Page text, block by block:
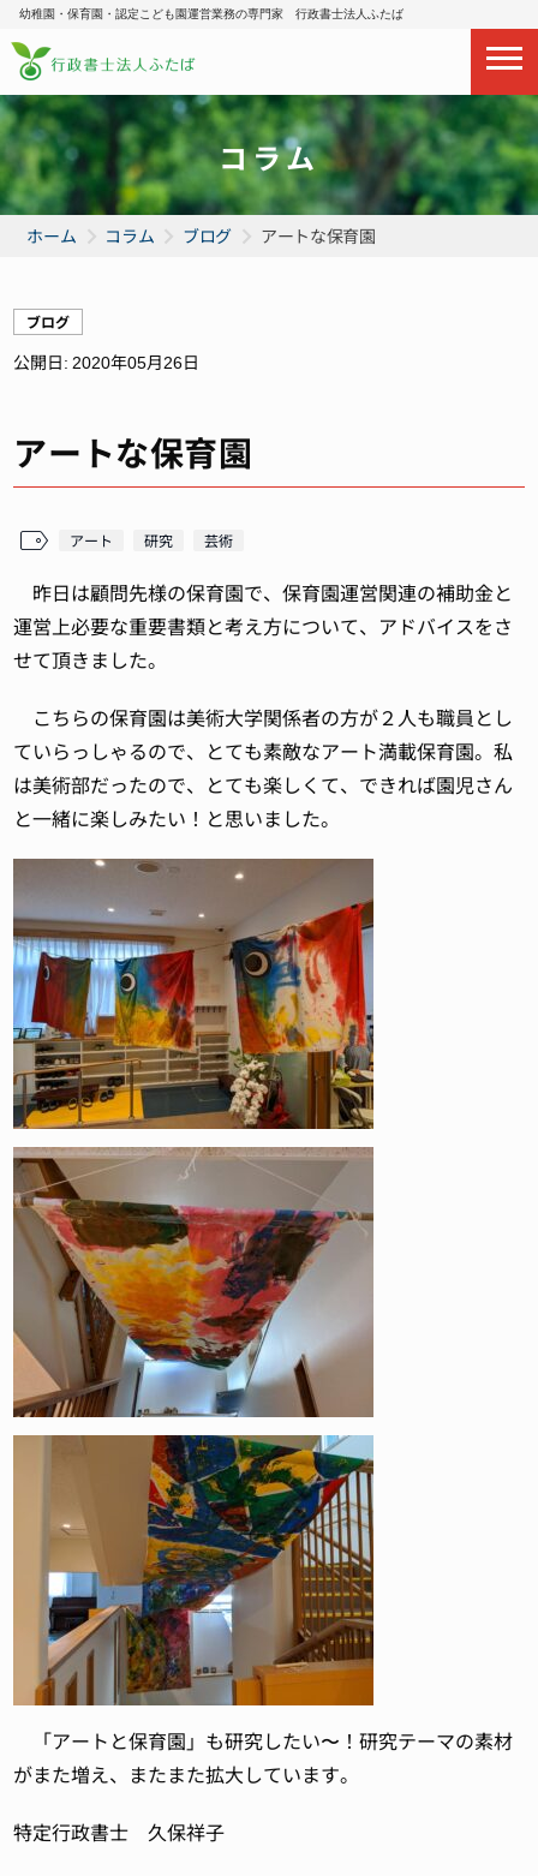
幼稚園・保育園・認定こども園運営業務の専門家 行政書士法人ふたば
コラム
ホーム コラム ブログ アートな保育園
ブログ
公開日:2020年05月26日
アートな保育園
アート 研究 芸術
昨日は顧問先様の保育園で、保育園運営関連の補助金と
運営上必要な重要書類と考え方について、アドバイスをさ
せて頂きました。
こちらの保育園は美術大学関係者の方が２人も職員とし
ていらっしゃるので、とても素敵なアート満載保育園。私
は美術部だったので、とても楽しくて、できれば園児さん
と一緒に楽しみたい！と思いました。
「アートと保育園」も研究したい〜！研究テーマの素材
がまた増え、またまた拡大しています。
特定行政書士 久保祥子